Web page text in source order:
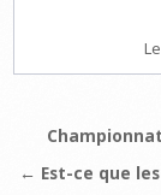
de
← Est-ce que